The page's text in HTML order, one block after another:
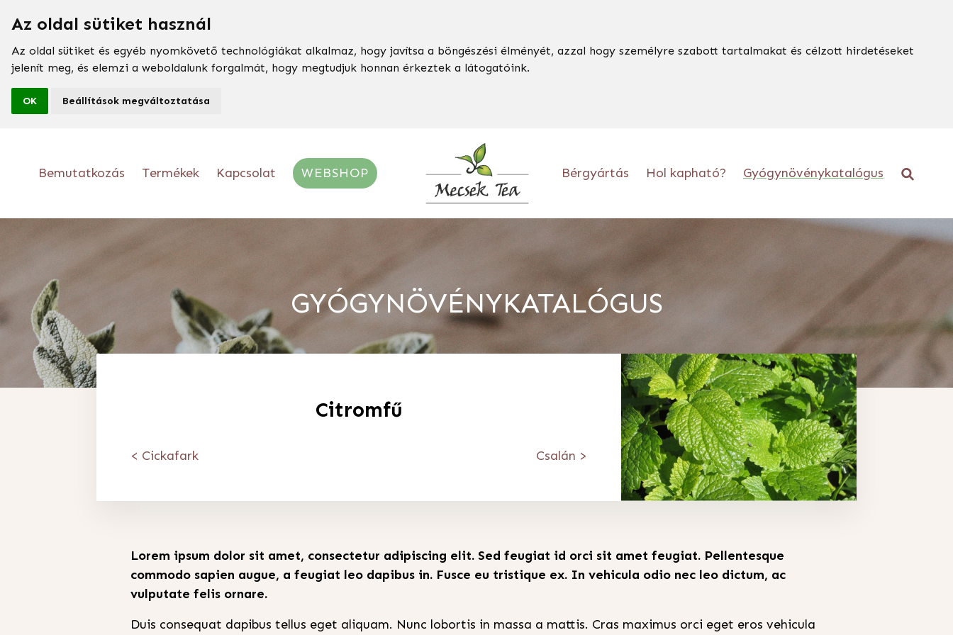
Az oldal sütiket használ
Az oldal sütiket és egyéb nyomkövető technológiákat alkalmaz, hogy javítsa a böngészési élményét, azzal hogy személyre szabott tartalmakat és célzott hirdetéseket
jelenít meg, és elemzi a weboldalunk forgalmát, hogy megtudjuk honnan érkeztek a látogatóink.
OK Beállítások megváltoztatása
Bemutatkozás Termékek Kapcsolat WEBSHOP Bérgyártás Hol kapható? Gyógynövénykatalógus
GYÓGYNÖVÉNYKATALÓGUS
Citromfű
< Cickafark Csalán >
Lorem ipsum dolor sit amet, consectetur adipiscing elit. Sed feugiat id orci sit amet feugiat. Pellentesque
commodo sapien augue, a feugiat leo dapibus in. Fusce eu tristique ex. In vehicula odio nec leo dictum, ac
vulputate felis ornare.
Duis consequat dapibus tellus eget aliquam. Nunc lobortis in massa a mattis. Cras maximus orci eget eros vehicula